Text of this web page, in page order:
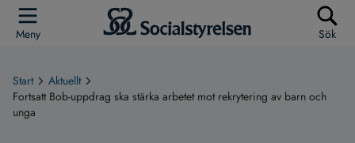
Meny Sök
Start
Aktuellt
Fortsatt Bob-uppdrag ska stärka arbetet mot rekrytering av barn och
unga